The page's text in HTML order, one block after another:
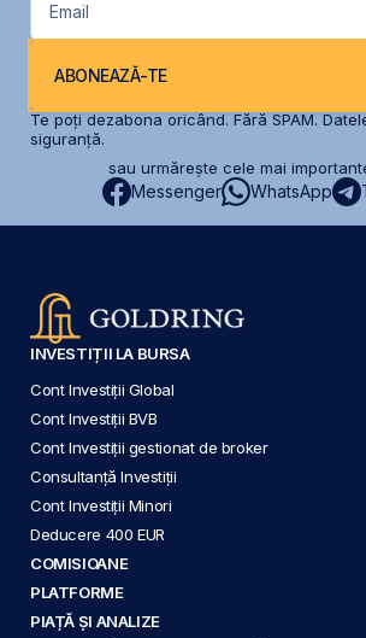
Email
ABONEAZĂ-TE
Te poți dezabona oricând. Fără SPAM.
siguranță.
sau urmărește cele mai
Messenger WhatsApp
INVESTIȚII LA BURSA
Cont Investiții Global
Cont Investiții BVB
Cont Investiții gestionat de broker
Consultanță Investiții
Cont Investiții Minori
Deducere 400 EUR
COMISIOANE
PLATFORME
PIAȚĂ ȘI ANALIZE